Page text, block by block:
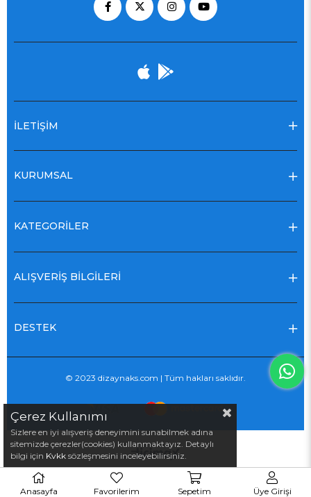
İLETİŞİM
KURUMSAL
KATEGORİLER
ALIŞVERİŞ BİLGİLERİ
DESTEK
© 2023 dizaynaks.com | Tüm hakları saklıdır.
Çerez Kullanımı
Sizlere en iyi alışveriş deneyimini sunabilmek adına
sitemizde çerezler(cookies) kullanmaktayız. Detaylı
bilgi için Kvkk sözleşmesini inceleyebilirsiniz.
Anasayfa Favorilerim Sepetim Üye Girişi